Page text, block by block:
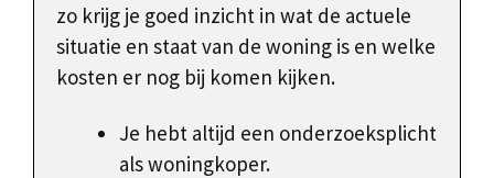
zo krijg je goed inzicht in wat de actuele
situatie en staat van de woning is en welke
kosten er nog bij komen kijken.
Je hebt altijd een onderzoeksplicht
als woningkoper.